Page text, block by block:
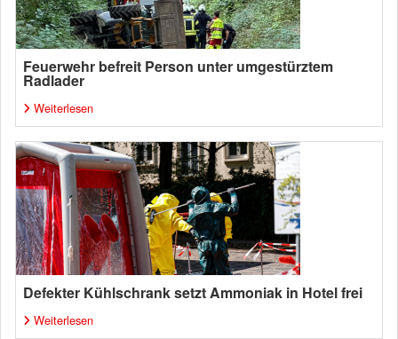
Feuerwehr befreit Person unter umgestürztem
Radlader
Weiterlesen
Defekter Kühlschrank setzt Ammoniak in Hotel frei
Weiterlesen